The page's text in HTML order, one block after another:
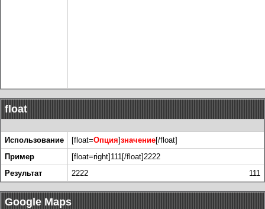
float
Использование [float=Опция]значение[/float]
Пример
[float=right]111[/float]2222
Результат
111
2222
Google Maps